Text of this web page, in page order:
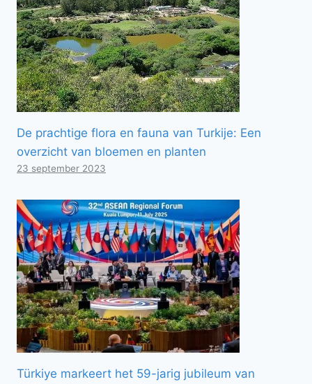
De prachtige flora en fauna van Turkije: Een
overzicht van bloemen en planten
23 september 2023
Türkiye markeert het 59-jarig jubileum van